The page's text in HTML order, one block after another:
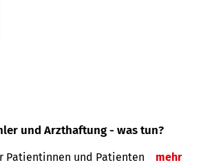
und Arzthaftung - was tun?
Patientinnen und Patienten mehr